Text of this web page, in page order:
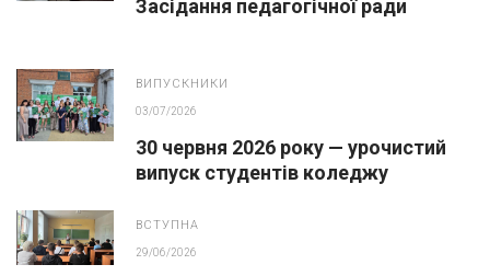
Засідання педагогічної ради
ВИПУСКНИКИ
03/07/2026
30 червня 2026 року — урочистий
випуск студентів коледжу
ВСТУПНА
29/06/2026